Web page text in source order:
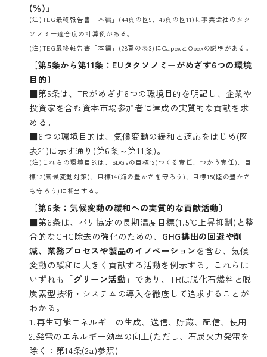
(％) 」
(注)TEG最終報告書「本編」(44頁の図9、49頁の図11)に事業会社のタク
ソノミー適合度の計算例がある。
(注)TEG最終報告書「本編」(28頁の表3)にCapexとOpexの説明がある。
〔第5条から第11条：EUタクソノミーがめざす6つの環境
目的〕
■第5条は、TRがめざす6つの環境目的を明記し、企業や
投資家を含む資本市場参加者に達成の実質的な貢献を求
める。
■6つの環境目的は、気候変動の緩和と適応をはじめ(図
表21)に示す通り(第6条～第11条)。
(注)これらの環境目的は、SDGsの目標12(つくる責任、つかう責任)、目
標13(気候変動対策)、目標14(海の豊かさを守ろう)、目標15(陸の豊かさ
も守ろう)に相当する。
〔第6条：気候変動の緩和への実質的な貢献活動〕
■第6条は、パリ協定の長期温度目標(1.5℃上昇抑制)と整
合的なGHG除去の強化のための、 GHG排出の回避や削
減、業務プロセスや製品のイノベーションを含む、気候
変動の緩和に大きく貢献する活動を例示する。これらは
いずれも「グリーン活動 」であり、TRは脱化石燃料と脱
炭素型技術・システムの導入を徹底して追求することが
わかる。
1.再生可能エネルギーの生成、送信、貯蔵、配信、使用
2.発電のエネルギー効率の向上(ただし、石炭火力発電を
除く：第14条(2a)参照)